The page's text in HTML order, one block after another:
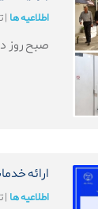
اطلاعیه ها |
صبح روز دوشنبه ۳۰ تیرماه، جمعی از مدیران دفتر مرکزی جهاد دانشگاهی با حضور در
ارائه
اطلاعیه ها |